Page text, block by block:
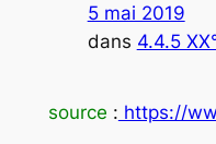
5 mai 2019
dans 4.4.5
source : https://